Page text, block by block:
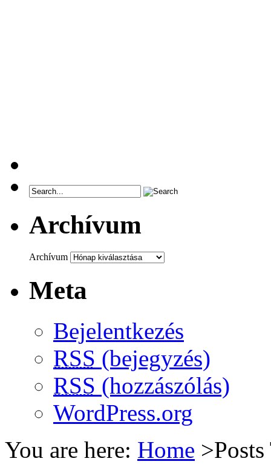
Archívum
Archívum
Meta
Bejelentkezés
RSS (bejegyzés)
RSS (hozzászólás)
WordPress.org
You are here: Home >Posts